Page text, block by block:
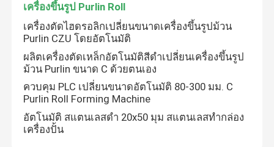
เครื่องขึ้นรูป Purlin Roll
เครื่องตัดไฮดรอลิกเปลี่ยนขนาดเครื่องขึ้นรูปม้วน
Purlin CZU โดยอัตโนมัติ
ผลิตเครื่องตัดเหล็กอัตโนมัติสีดำเปลี่ยนเครื่องขึ้นรูป
ม้วน Purlin ขนาด C ด้วยตนเอง
ควบคุม PLC เปลี่ยนขนาดอัตโนมัติ 80-300 มม. C
Purlin Roll Forming Machine
อัตโนมัติ สแตนเลสดํา 20x50 มุม สแตนเลสทํากล่อง
เครื่องปั้น